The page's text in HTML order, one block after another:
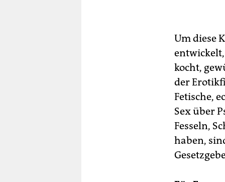
Um diese
kocht,
der
Fetische,
Sex über
Fesseln,
haben,